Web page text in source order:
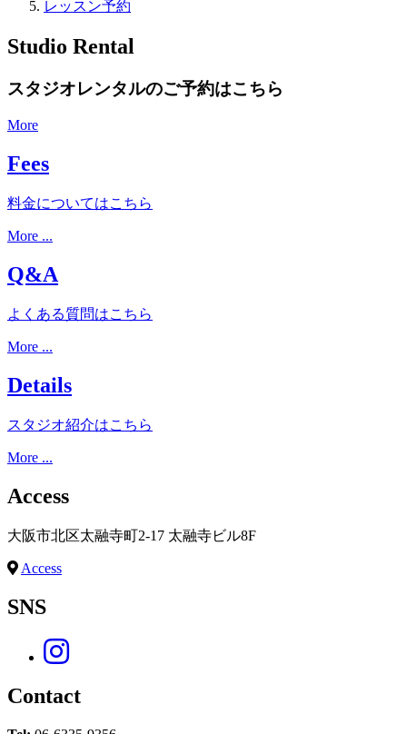
レッスン予約
Studio Rental
スタジオレンタルのご予約はこちら
More
Fees
料金についてはこちら
More ...
Q&A
よくある質問はこちら
More ...
Details
スタジオ紹介はこちら
More ...
Access
大阪市北区太融寺町2-17 太融寺ビル8F
Access
SNS
Contact